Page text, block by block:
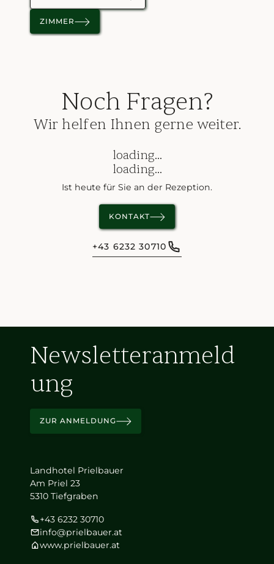
ZIMMER
ZIMMER
Noch Fragen?
Wir helfen Ihnen gerne weiter.
loading...
loading...
Ist heute für Sie an der Rezeption.
KONTAKT
+43 6232 30710
Newsletteranmeld
ung
ZUR ANMELDUNG
Landhotel Prielbauer
Am Priel 23
5310 Tiefgraben
+43 6232 30710
info@prielbauer.at
www.prielbauer.at